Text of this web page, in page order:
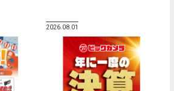
2026.08.01